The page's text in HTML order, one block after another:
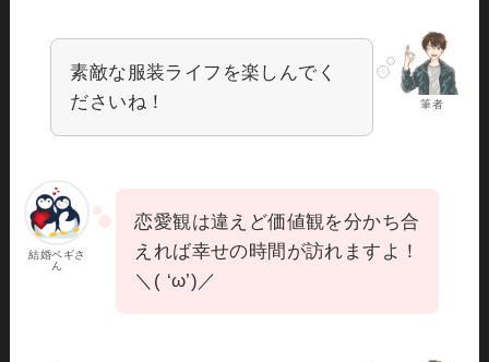
筆者
素敵な服装ライフを楽しんでく
ださいね！
結婚ペギさ
ん
恋愛観は違えど価値観を分かち合
えれば幸せの時間が訪れますよ！
＼( ‘ω’)／